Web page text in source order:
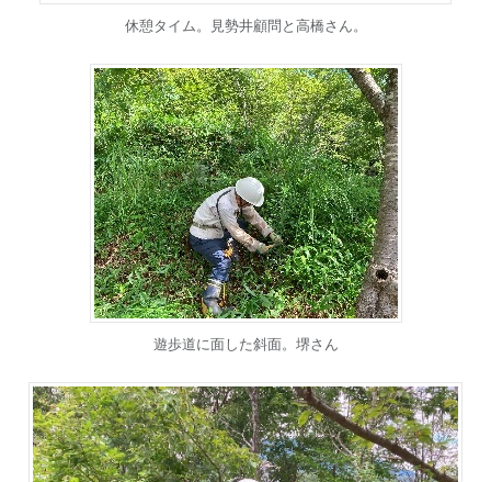
休憩タイム。見勢井顧問と高橋さん。
遊歩道に面した斜面。堺さん